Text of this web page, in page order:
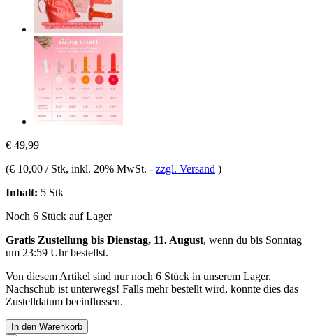
€ 49,99
(€ 10,00 / Stk, inkl. 20% MwSt. - zzgl. Versand )
Inhalt: 5 Stk
Noch 6 Stück auf Lager
Gratis Zustellung bis Dienstag, 11. August, wenn du bis Sonntag
um 23:59 Uhrbestellst.
Von diesem Artikel sind nur noch 6 Stück in unserem Lager.
Nachschub ist unterwegs! Falls mehr bestellt wird, könnte dies das
Zustelldatum beeinflussen.
In den Warenkorb